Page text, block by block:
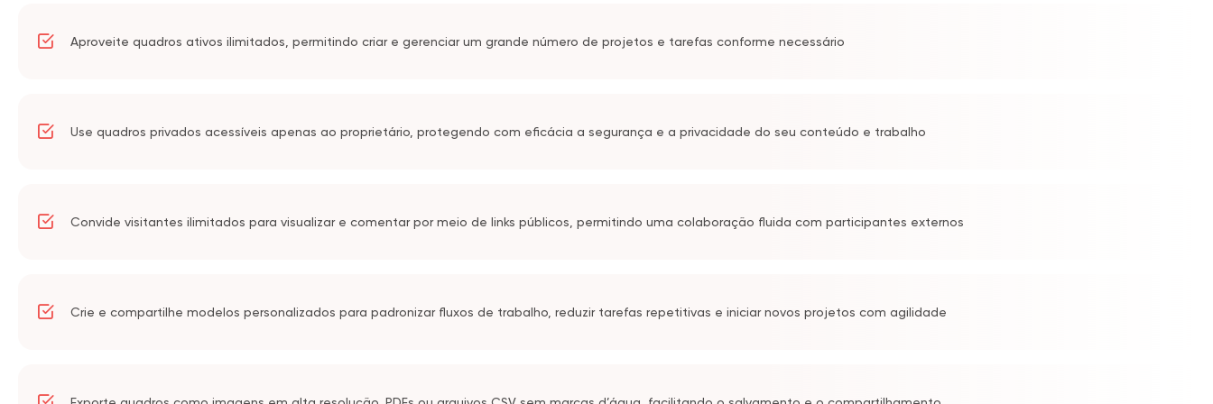
Aproveite quadros ativos ilimitados, permitindo criar e gerenciar um grande número de projetos e tarefas conforme necessário
Use quadros privados acessíveis apenas ao proprietário, protegendo com eficácia a segurança e a privacidade do seu conteúdo e trabalho
Convide visitantes ilimitados para visualizar e comentar por meio de links públicos, permitindo uma colaboração fluida com participantes externos
Crie e compartilhe modelos personalizados para padronizar fluxos de trabalho, reduzir tarefas repetitivas e iniciar novos projetos com agilidade